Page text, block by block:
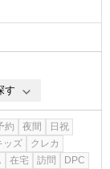
す
約 夜間
日祝
ッズ
クレカ
在宅 訪問
DPC